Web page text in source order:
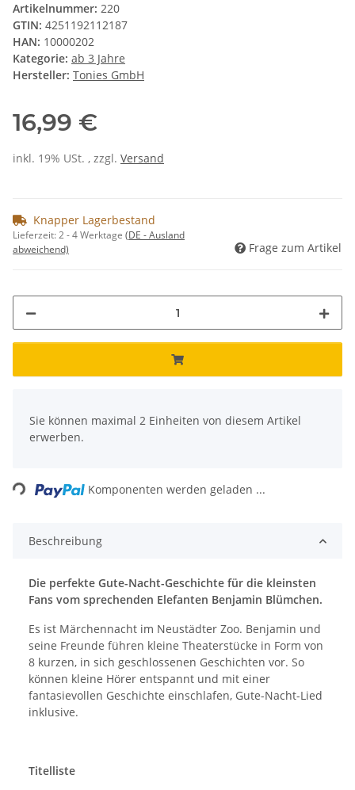
Artikelnummer: 220
GTIN: 4251192112187
HAN: 10000202
Kategorie: ab 3 Jahre
Hersteller: Tonies GmbH
16,99 €
inkl. 19% USt. , zzgl. Versand
Knapper Lagerbestand
Lieferzeit:2 - 4 Werktage (DE - Ausland
abweichend)
Frage zum Artikel
Sie können maximal 2 Einheiten von diesem Artikel
erwerben.
Loading... Komponenten werden geladen ...
Beschreibung
Die perfekte Gute-Nacht-Geschichte für die kleinsten
Fans vom sprechenden Elefanten Benjamin Blümchen.
Es ist Märchennacht im Neustädter Zoo. Benjamin und
seine Freunde führen kleine Theaterstücke in Form von
8 kurzen, in sich geschlossenen Geschichten vor. So
können kleine Hörer entspannt und mit einer
fantasievollen Geschichte einschlafen, Gute-Nacht-Lied
inklusive.
Titelliste